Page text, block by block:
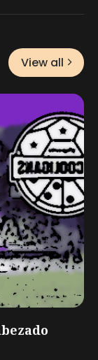
View all